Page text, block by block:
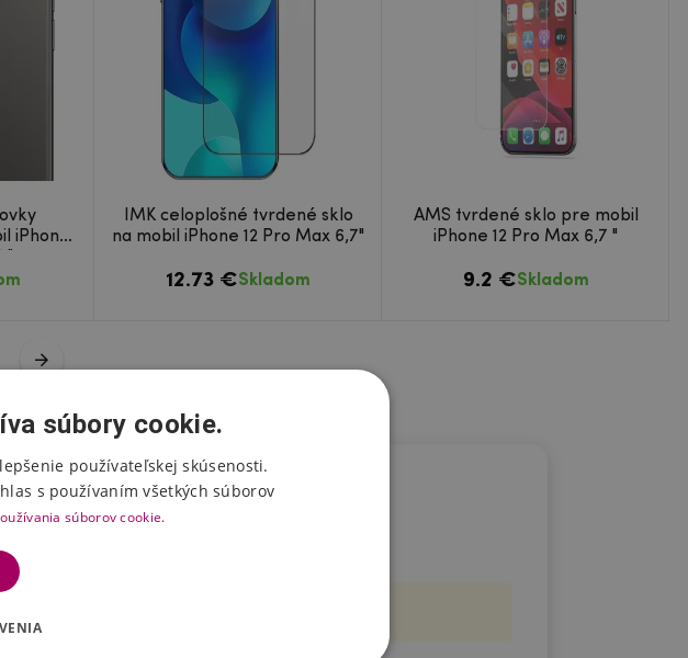
iPhone
IMK celoplošné tvrdené sklo
na mobil iPhone 12 Pro Max 6,7"
12.73 €Skladom
AMS tvrdené sklo pre mobil
iPhone 12 Pro Max 6,7 "
9.2 €Skladom
počet hviezdičiek
súbory cookie.
používateľskej skúsenosti.
s používaním všetkých súborov
súborov cookie.